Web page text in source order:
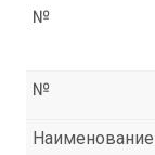
№
№
Наименование